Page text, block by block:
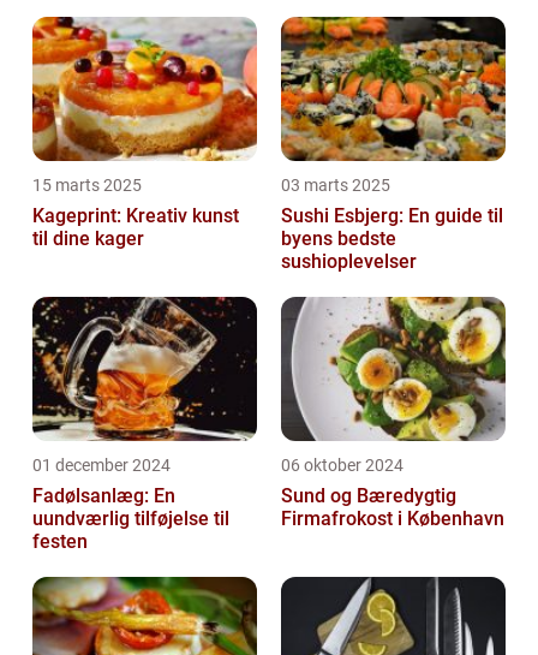
15 marts 2025
Kageprint: Kreativ kunst
til dine kager
03 marts 2025
Sushi Esbjerg: En guide til
byens bedste
sushioplevelser
01 december 2024
Fadølsanlæg: En
uundværlig tilføjelse til
festen
06 oktober 2024
Sund og Bæredygtig
Firmafrokost i København